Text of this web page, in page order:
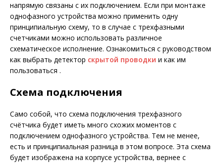
напрямую связаны с их подключением. Если при монтаже
однофазного устройства можно применить одну
принципиальную схему, то в случае с трехфазными
счетчиками можно использовать различное
схематическое исполнение. Ознакомиться с руководством
как выбрать детектор скрытой проводки и как им
пользоваться .
Схема подключения
Само собой, что схема подключения трехфазного
счётчика будет иметь много схожих моментов с
подключением однофазного устройства. Тем не менее,
есть и принципиальная разница в этом вопросе. Эта схема
будет изображена на корпусе устройства, вернее с